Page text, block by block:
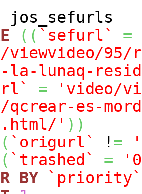
jos_sefurls
( ( `sefurl`
=
viewvideo/
la-lunaq-
=
'video/
qcrear-es-
' ) )
( `origurl` ! =
( `trashed` =
BY
`priority`